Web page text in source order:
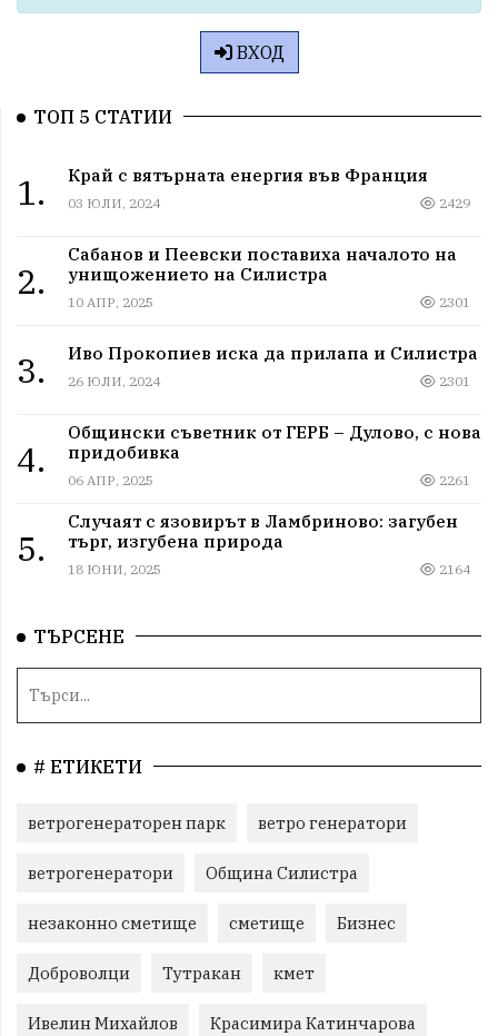
ВХОД
ТОП 5 СТАТИИ
1. Край с вятърната енергия във Франция
03 ЮЛИ, 2024 2429
2.
Сабанов и Пеевски поставиха началото на
унищожението на Силистра
10 АПР, 2025 2301
3. Иво Прокопиев иска да прилапа и Силистра
26 ЮЛИ, 2024 2301
4.
Общински съветник от ГЕРБ – Дулово, с нова
придобивка
06 АПР, 2025 2261
5.
Случаят с язовирът в Ламбриново: загубен
търг, изгубена природа
18 ЮНИ, 2025 2164
ТЪРСЕНЕ
# ЕТИКЕТИ
ветрогенераторен парк ветро генератори
ветрогенератори Община Силистра
незаконно сметище сметище Бизнес
Доброволци Тутракан кмет
Ивелин Михайлов Красимира Катинчарова